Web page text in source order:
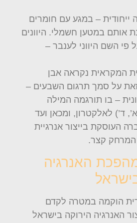
ייחודית – במגע עם חומרים
אותם במטען חשמלי. היוונים
פי השם היווני לענבר –
המקראית נקראה אבן
על סמך תרגום השבעים –
– בו תורגמה המילה
ד’) לאלקטרון, ומכאן ועד
העוסקת בייצור אנרגיית
קצר.
האנרגיה
הוקמה במטרה לקדם
האנרגיה הירוקה בישראל